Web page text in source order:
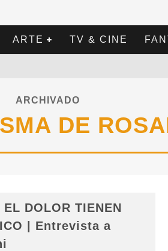
ARTE TV & CINE
ARCHIVADO
DE
DOLOR TIENEN
| Entrevista a